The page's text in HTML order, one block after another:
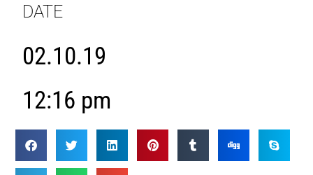
DATE
02.10.19
12:16 pm